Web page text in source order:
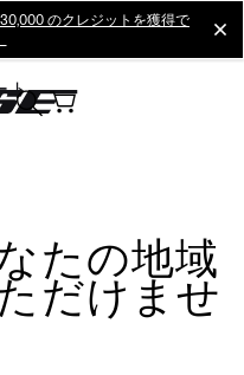
のクレジットを獲得で
ト
たの地域
だけませ